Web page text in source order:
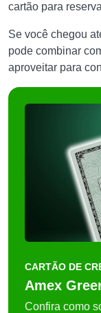
cartão para
Se você chegou
pode combinar
aproveitar para
CARTÃO DE
Amex
Confira como